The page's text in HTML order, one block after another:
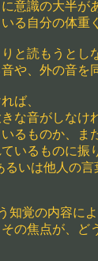
意識の大半が
る自分の体重
と読もうとし
や、外の音を
ば、
な音がしなけ
るものか、ま
いるものに振
いは他人の
知覚の内容によ
の焦点が、ど